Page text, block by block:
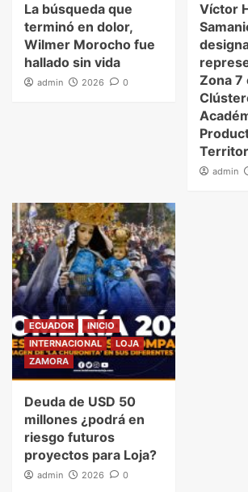
La búsqueda que
terminó en dolor,
Wilmer Morocho fue
hallado sin vida
admin 2026 0
Víctor
Zona 7
admin
ECUADOR
INICIO
INTERNACIONAL
LOJA
ZAMORA
Deuda de USD 50
millones ¿podrá en
riesgo futuros
proyectos para Loja?
admin 2026 0